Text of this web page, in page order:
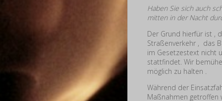
Haben Sie sich auch
mitten in der Nacht
Der Grund hierfür ist ,
Straßenverkehr , das
im Gesetzestext nicht
stattfindet. Wir
möglich zu halten .
Während der
Maßnahmen getroffen